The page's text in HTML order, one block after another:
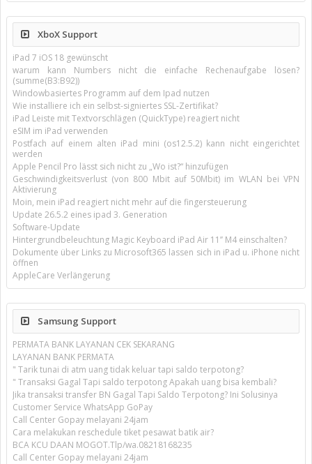
XboX Support
iPad 7 iOS 18 gewünscht
warum kann Numbers nicht die einfache Rechenaufgabe lösen?
(summe(B3:B92))
Windowbasiertes Programm auf dem Ipad nutzen
Wie installiere ich ein selbst-signiertes SSL-Zertifikat?
iPad Leiste mit Textvorschlägen (QuickType) reagiert nicht
eSIM im iPad verwenden
Postfach auf einem alten iPad mini (os12.5.2) kann nicht eingerichtet
werden
Apple Pencil Pro lässt sich nicht zu „Wo ist?“ hinzufügen
Geschwindigkeitsverlust (von 800 Mbit auf 50Mbit) im WLAN bei VPN
Aktivierung
Moin, mein iPad reagiert nicht mehr auf die fingersteuerung
Update 26.5.2 eines ipad 3. Generation
Software-Update
Hintergrundbeleuchtung Magic Keyboard iPad Air 11’’ M4 einschalten?
Dokumente über Links zu Microsoft365 lassen sich in iPad u. iPhone nicht
öffnen
AppleCare Verlängerung
Samsung Support
PERMATA BANK LAYANAN CEK SEKARANG
LAYANAN BANK PERMATA
" Tarik tunai di atm uang tidak keluar tapi saldo terpotong?
" Transaksi Gagal Tapi saldo terpotong Apakah uang bisa kembali?
Jika transaksi transfer BN Gagal Tapi Saldo Terpotong? Ini Solusinya
Customer Service WhatsApp GoPay
Call Center Gopay melayani 24jam
Cara melakukan reschedule tiket pesawat batik air?
BCA KCU DAAN MOGOT.Tlp/wa.08218168235
Call Center Gopay melayani 24jam